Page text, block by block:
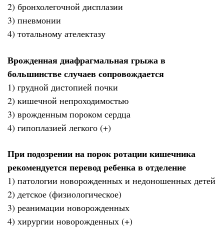
2) бронхолегочной дисплазии
3) пневмонии
4) тотальному ателектазу
Врожденная диафрагмальная грыжа в
большинстве случаев сопровождается
1) грудной дистопией почки
2) кишечной непроходимостью
3) врожденным пороком сердца
4) гипоплазией легкого (+)
При подозрении на порок ротации кишечника
рекомендуется перевод ребенка в отделение
1) патологии новорожденных и недоношенных детей
2) детское (физиологическое)
3) реанимации новорожденных
4) хирургии новорожденных (+)